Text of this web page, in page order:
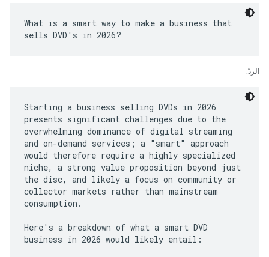
What is a smart way to make a business that
الردّ:
Starting a business selling DVDs in 2026
presents significant challenges due to the
overwhelming dominance of digital streaming
and on-demand services; a "smart" approach
would therefore require a highly specialized
niche, a strong value proposition beyond just
the disc, and likely a focus on community or
collector markets rather than mainstream
consumption.
Here's a breakdown of what a smart DVD
business in 2026 would likely entail: